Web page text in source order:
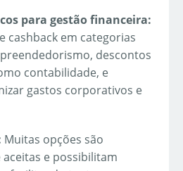
para gestão financeira:
cashback em categorias
descontos
contabilidade, e
gastos corporativos e
Muitas opções são
e possibilitam